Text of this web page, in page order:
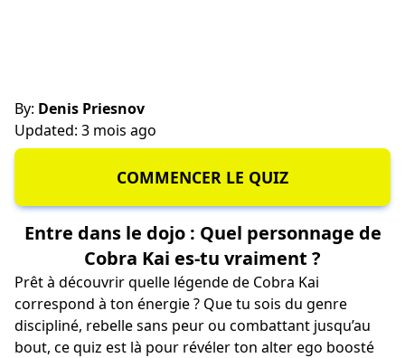
By: Denis Priesnov
Updated: 3 mois ago
COMMENCER LE QUIZ
Entre dans le dojo : Quel personnage de
Cobra Kai es-tu vraiment ?
Prêt à découvrir quelle légende de Cobra Kai
correspond à ton énergie ? Que tu sois du genre
discipliné, rebelle sans peur ou combattant jusqu’au
bout, ce quiz est là pour révéler ton alter ego boosté